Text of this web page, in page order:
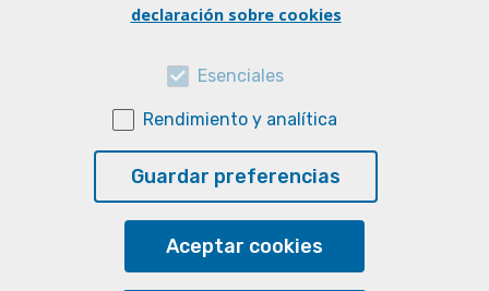
declaración sobre cookies
Esenciales
Rendimiento y analítica
Guardar preferencias
Aceptar cookies